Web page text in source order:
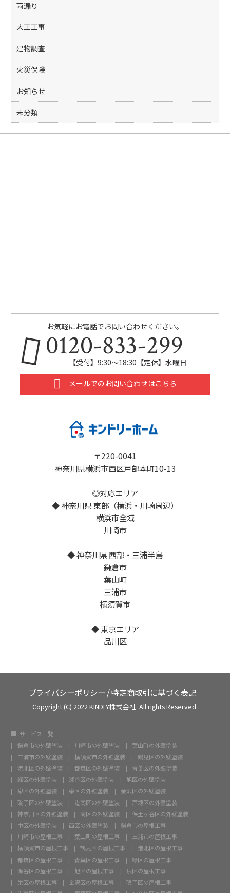
雨漏り
大工工事
建物調査
火災保険
お知らせ
未分類
お気軽にお電話でお問い合わせください。
0120-833-299
【受付】9:30～18:30【定休】水曜日
メールでのお問い合わせはこちら
〒220-0041
神奈川県横浜市西区戸部本町10-13
◎対応エリア
◆ 神奈川県 東部（横浜・川崎周辺）
横浜市全域
川崎市
◆ 神奈川県 西部・三浦半島
鎌倉市
葉山町
三浦市
横須賀市
◆ 東京エリア
品川区
プライバシーポリシー /特定商取引に基づく表記
Copyright (C) 2022 KINDLY株式会社. All rights Reserved.
サービス一覧
鎌倉市の外壁塗装
川崎市の外壁塗装
葉山町の外壁塗装
三浦市の外壁塗装
横須賀市の外壁塗装
鶴見区の外壁塗装
港北区の外壁塗装
都筑区の外壁塗装
青葉区の外壁塗装
緑区の外壁塗装
瀬谷区の外壁塗装
旭区の外壁塗装
泉区の外壁塗装
栄区の外壁塗装
金沢区の外壁塗装
磯子区の外壁塗装
港南区の外壁塗装
戸塚区の外壁塗装
神奈川区の外壁塗装
南区の外壁塗装
保土ヶ谷区の外壁塗装
中区の外壁塗装
西区の外壁塗装
鎌倉市の屋根工事
川崎市の屋根工事
葉山町の屋根工事
三浦市の屋根工事
横須賀市の屋根工事
鶴見区の屋根工事
港北区の屋根工事
都筑区の屋根工事
青葉区の屋根工事
緑区の屋根工事
瀬谷区の屋根工事
旭区の屋根工事
泉区の屋根工事
栄区の屋根工事
金沢区の屋根工事
磯子区の屋根工事